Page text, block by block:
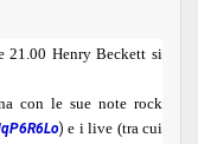
Henry Beckett si
con le sue note rock
) e i live (tra cui